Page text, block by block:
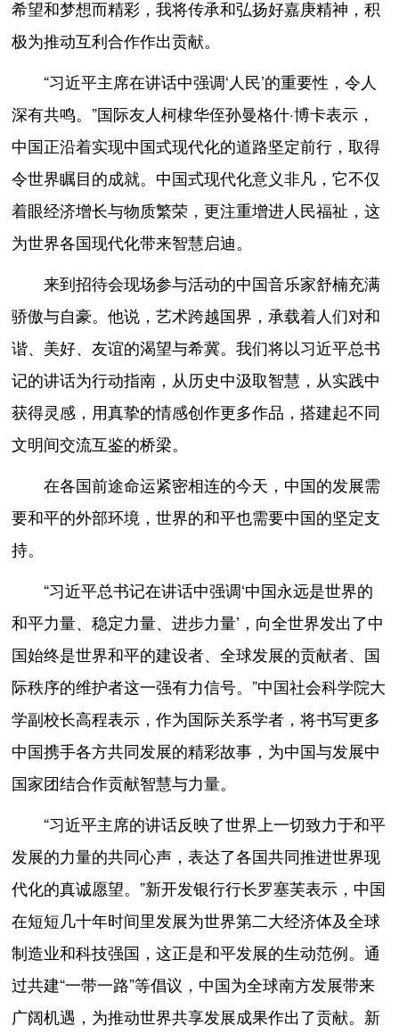
希望和梦想而精彩，我将传承和弘扬好嘉庚精神，积
极为推动互利合作作出贡献。
“习近平主席在讲话中强调‘人民’的重要性，令人
深有共鸣。”国际友人柯棣华侄孙曼格什·博卡表示，
中国正沿着实现中国式现代化的道路坚定前行，取得
令世界瞩目的成就。中国式现代化意义非凡，它不仅
着眼经济增长与物质繁荣，更注重增进人民福祉，这
为世界各国现代化带来智慧启迪。
来到招待会现场参与活动的中国音乐家舒楠充满
骄傲与自豪。他说，艺术跨越国界，承载着人们对和
谐、美好、友谊的渴望与希冀。我们将以习近平总书
记的讲话为行动指南，从历史中汲取智慧，从实践中
获得灵感，用真挚的情感创作更多作品，搭建起不同
文明间交流互鉴的桥梁。
在各国前途命运紧密相连的今天，中国的发展需
要和平的外部环境，世界的和平也需要中国的坚定支
持。
“习近平总书记在讲话中强调‘中国永远是世界的
和平力量、稳定力量、进步力量’，向全世界发出了中
国始终是世界和平的建设者、全球发展的贡献者、国
际秩序的维护者这一强有力信号。”中国社会科学院大
学副校长高程表示，作为国际关系学者，将书写更多
中国携手各方共同发展的精彩故事，为中国与发展中
国家团结合作贡献智慧与力量。
“习近平主席的讲话反映了世界上一切致力于和平
发展的力量的共同心声，表达了各国共同推进世界现
代化的真诚愿望。”新开发银行行长罗塞芙表示，中国
在短短几十年时间里发展为世界第二大经济体及全球
制造业和科技强国，这正是和平发展的生动范例。通
过共建“一带一路”等倡议，中国为全球南方发展带来
广阔机遇，为推动世界共享发展成果作出了贡献。新